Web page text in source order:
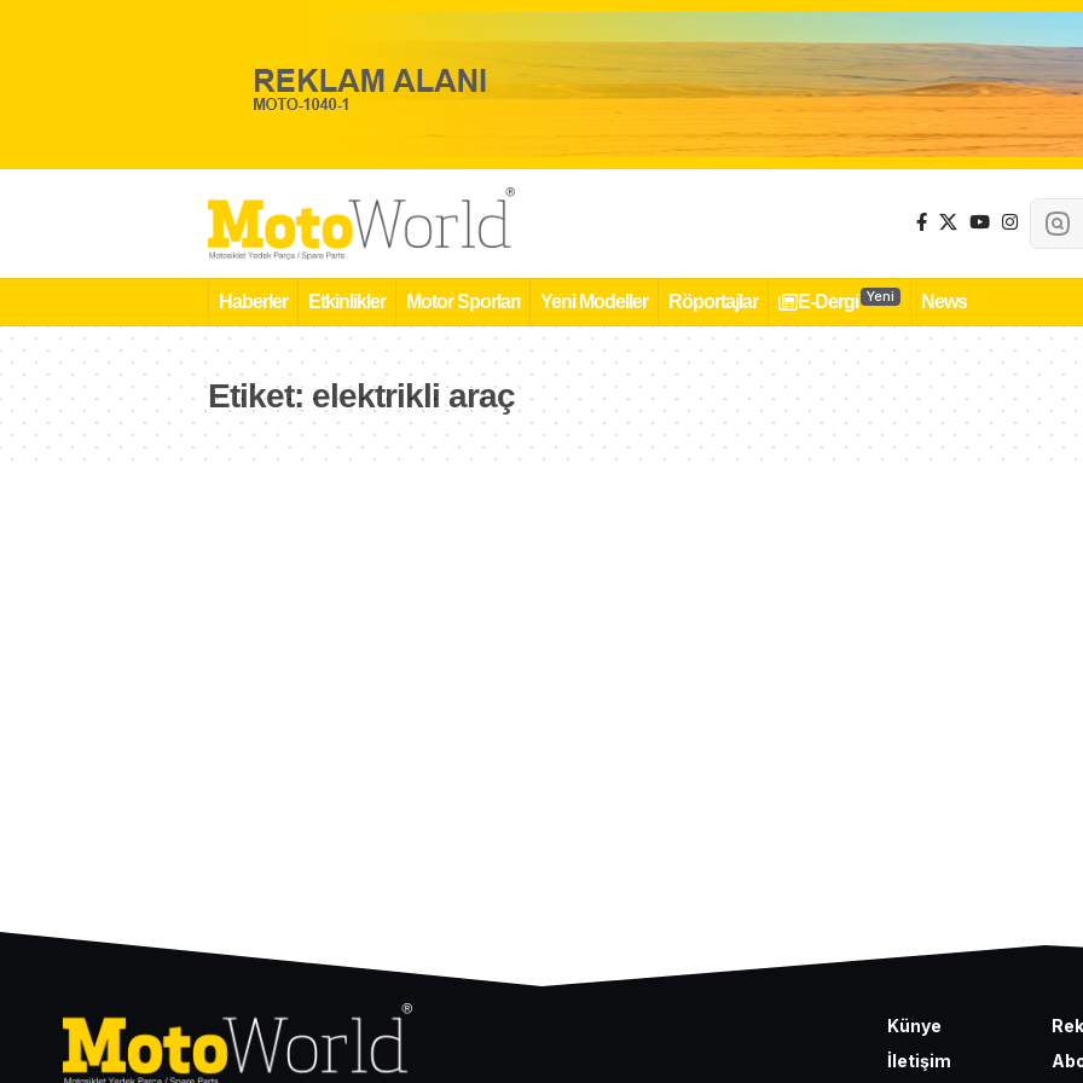
Haberler Etkinlikler Motor Sporları Yeni Modeller Röportajlar E-Dergi Yeni News
Etiket: elektrikli araç
Künye
İletişim